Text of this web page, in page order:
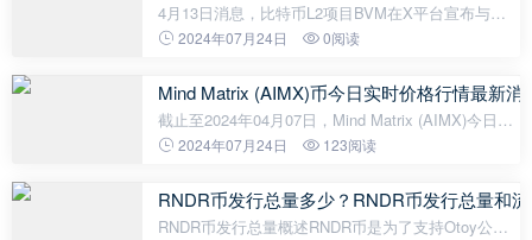
4月13日消息，比特币L2项目BVM在X平台宣布与
Solana生态DePIN协议io.net集成，以利用去中心化
持，这是一个专注于AI智能合约和模型
2024年07月24日 0阅读
Mind Matrix (AIMX)币今日实时价格行情最新消
截止至2024年04月07日，Mind Matrix (AIMX)今日实
时最新价格是0.0000000050774美元，约等于人民币
$0.000000005291美元，24H最低价$0
2024年07月24日 123阅读
RNDR币发行总量多少？RNDR币发行总量和
RNDR币发行总量概述RNDR币是为了支持Otoy公司